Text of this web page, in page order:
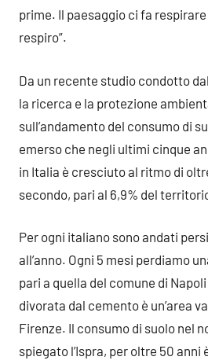
prime. Il paesaggio ci fa
respiro”.
Da un recente studio condotto
la ricerca e la protezione
sull’andamento del consumo di
emerso che negli ultimi cinque
in Italia è cresciuto al ritmo di
secondo, pari al 6,9% del
Per ogni italiano sono andati
all’anno. Ogni 5 mesi perdiamo
pari a quella del comune di
divorata dal cemento è un’area
Firenze. Il consumo di suolo nel
spiegato l’Ispra, per oltre 50 anni